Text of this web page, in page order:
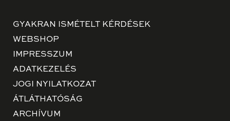
GYAKRAN ISMÉTELT KÉRDÉSEK
WEBSHOP
IMPRESSZUM
ADATKEZELÉS
JOGI NYILATKOZAT
ÁTLÁTHATÓSÁG
ARCHÍVUM